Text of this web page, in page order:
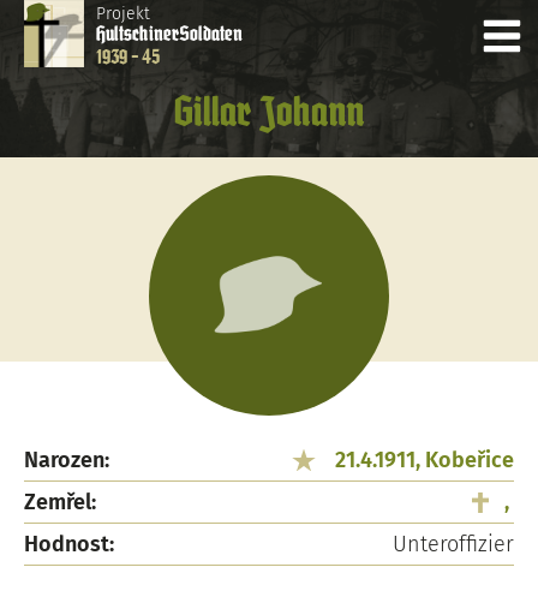
Projekt
HultschinerSoldaten
1939 - 45
Gillar Johann
Narozen:
21.4.1911, Kobeřice
Zemřel:
,
Hodnost:
Unteroffizier